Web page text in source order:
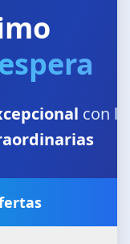
con